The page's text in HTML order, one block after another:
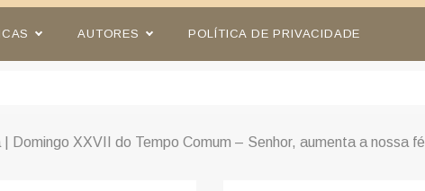
AUTORES POLÍTICA DE PRIVACIDADE
| Domingo XXVII do Tempo Comum – Senhor, aumenta a nossa fé